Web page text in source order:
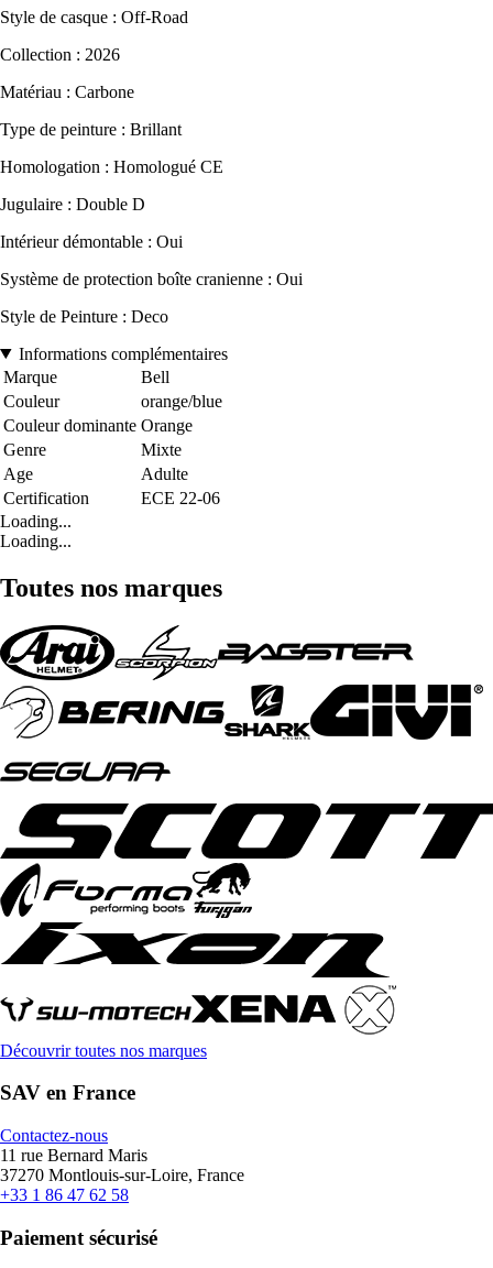
Style de casque : Off-Road
Collection : 2026
Matériau : Carbone
Type de peinture : Brillant
Homologation : Homologué CE
Jugulaire : Double D
Intérieur démontable : Oui
Système de protection boîte cranienne : Oui
Style de Peinture : Deco
Informations complémentaires
Marque
Bell
Couleur
orange/blue
Couleur dominante Orange
Genre
Mixte
Age
Adulte
Certification
ECE 22-06
Loading...
Loading...
Toutes nos marques
Découvrir toutes nos marques
SAV en France
Contactez-nous
11 rue Bernard Maris
37270 Montlouis-sur-Loire, France
+33 1 86 47 62 58
Paiement sécurisé